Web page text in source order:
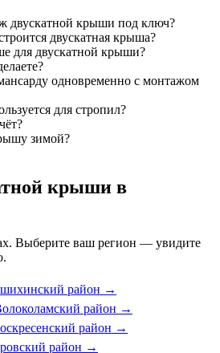
двускатной крыши под ключ?
двускатная крыша?
для двускатной крыши?
одновременно с монтажом
для стропил?
зимой?
крыши в
Выберите ваш регион — увидите
район →
район →
район →
район →